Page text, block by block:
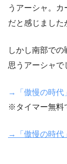
うアーシャ。
だと感じました
しかし南部で
思うアーシャで
→「傲慢の時代
※タイマー無料
→「傲慢の時代